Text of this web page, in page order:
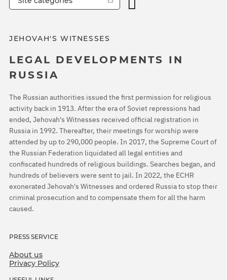
JEHOVAH'S WITNESSES
LEGAL DEVELOPMENTS IN
RUSSIA
The Russian authorities issued the first permission for religious
activity back in 1913. After the era of Soviet repressions had
ended, Jehovah's Witnesses received official registration in
Russia in 1992. Thereafter, their meetings for worship were
attended by up to 290,000 people. In 2017, the Supreme Court of
the Russian Federation liquidated all legal entities and
confiscated hundreds of religious buildings. Searches began, and
hundreds of believers were sent to jail. In 2022, the ECHR
exonerated Jehovah's Witnesses and ordered Russia to stop their
criminal prosecution and to compensate them for all the harm
caused.
PRESS SERVICE
About us
Privacy Policy